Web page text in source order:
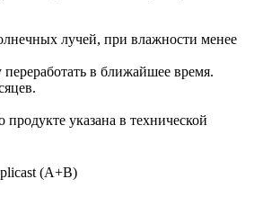
лучей, при влажности менее
в ближайшее время.
указана в технической
(А+В)